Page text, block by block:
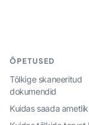
ÕPETUSED
Tõlkige skaneeritud
dokumendid
Kuidas saada